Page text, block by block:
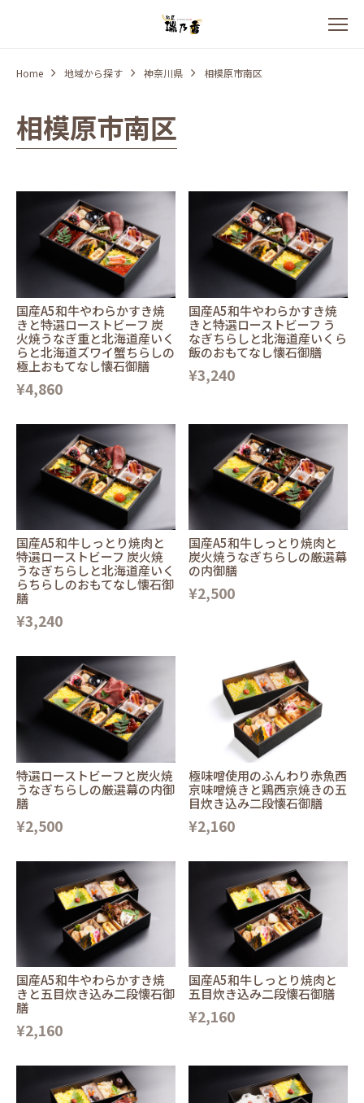
Home 地域から探す 神奈川県 相模原市南区
相模原市南区
国産A5和牛やわらかすき焼
きと特選ローストビーフ 炭
火焼うなぎ重と北海道産いく
らと北海道ズワイ蟹ちらしの
極上おもてなし懐石御膳
¥4,860
国産A5和牛やわらかすき焼
きと特選ローストビーフ う
なぎちらしと北海道産いくら
飯のおもてなし懐石御膳
¥3,240
国産A5和牛しっとり焼肉と
特選ローストビーフ 炭火焼
うなぎちらしと北海道産いく
らちらしのおもてなし懐石御
膳
¥3,240
国産A5和牛しっとり焼肉と
炭火焼うなぎちらしの厳選幕
の内御膳
¥2,500
特選ローストビーフと炭火焼
うなぎちらしの厳選幕の内御
膳
¥2,500
極味噌使用のふんわり赤魚西
京味噌焼きと鶏西京焼きの五
目炊き込み二段懐石御膳
¥2,160
国産A5和牛やわらかすき焼
きと五目炊き込み二段懐石御
膳
¥2,160
国産A5和牛しっとり焼肉と
五目炊き込み二段懐石御膳
¥2,160